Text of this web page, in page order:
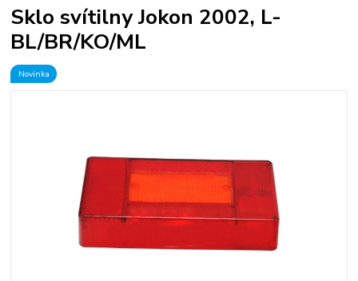
Sklo svítilny Jokon 2002, L-
BL/BR/KO/ML
Novinka